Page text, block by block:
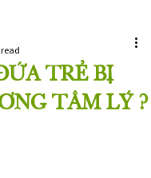
TRẺ BỊ
TÂM LÝ ?